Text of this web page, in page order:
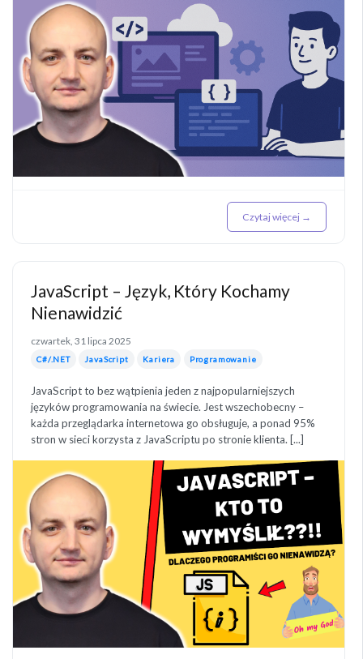
Czytaj więcej →
JavaScript – Język, Który Kochamy
Nienawidzić
czwartek, 31 lipca 2025
C#/.NET JavaScript Kariera Programowanie
JavaScript to bez wątpienia jeden z najpopularniejszych
języków programowania na świecie. Jest wszechobecny –
każda przeglądarka internetowa go obsługuje, a ponad 95%
stron w sieci korzysta z JavaScriptu po stronie klienta. [...]